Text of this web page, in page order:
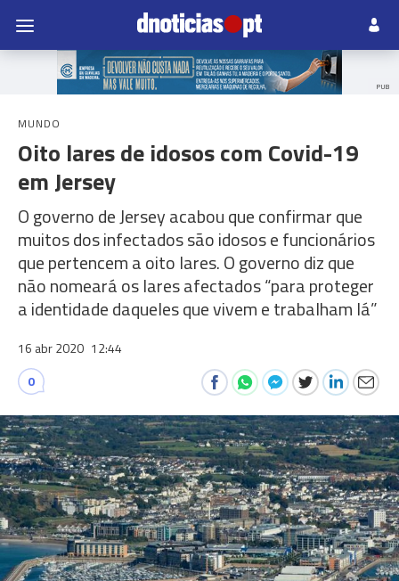
PUB
MUNDO
Oito lares de idosos com Covid-19
em Jersey
O governo de Jersey acabou que confirmar que
muitos dos infectados são idosos e funcionários
que pertencem a oito lares. O governo diz que
não nomeará os lares afectados “para proteger
a identidade daqueles que vivem e trabalham lá”
16 abr 2020 12:44
0